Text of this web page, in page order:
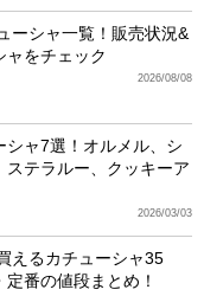
ーシャ一覧！販売状況&
ャをチェック
2026/08/08
シャ7選！オルメル、シ
ステラルー、クッキーア
2026/03/03
えるカチューシャ35
番の値段まとめ！